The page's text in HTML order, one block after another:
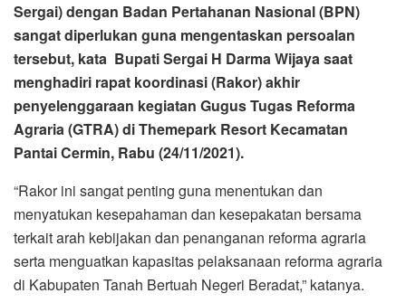
Sergai) dengan Badan Pertahanan Nasional (BPN)
sangat diperlukan guna mengentaskan persoalan
tersebut, kata Bupati Sergai H Darma Wijaya saat
menghadiri rapat koordinasi (Rakor) akhir
penyelenggaraan kegiatan Gugus Tugas Reforma
Agraria (GTRA) di Themepark Resort Kecamatan
Pantai Cermin, Rabu (24/11/2021).
“Rakor ini sangat penting guna menentukan dan
menyatukan kesepahaman dan kesepakatan bersama
terkait arah kebijakan dan penanganan reforma agraria
serta menguatkan kapasitas pelaksanaan reforma agraria
di Kabupaten Tanah Bertuah Negeri Beradat,” katanya.